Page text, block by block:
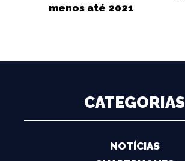
menos até 2021
CATEGORIAS
NOTÍCIAS